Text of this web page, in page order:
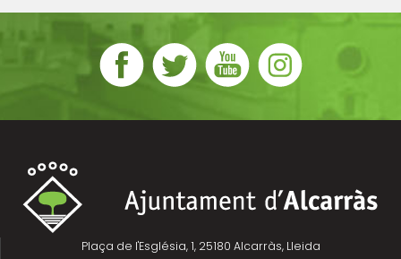
Plaça de l'Església, 1, 25180 Alcarràs, Lleida